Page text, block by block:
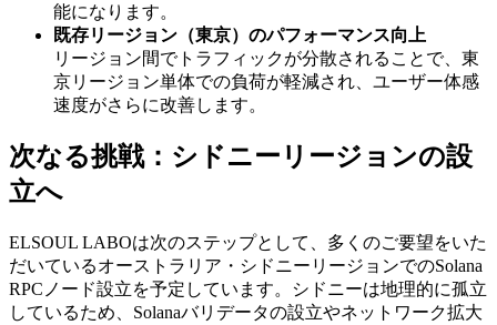
能になります。
既存リージョン（東京）のパフォーマンス向上
リージョン間でトラフィックが分散されることで、東
京リージョン単体での負荷が軽減され、ユーザー体感
速度がさらに改善します。
次なる挑戦：シドニーリージョンの設
立へ
ELSOUL LABOは次のステップとして、多くのご要望をいた
だいているオーストラリア・シドニーリージョンでのSolana
RPCノード設立を予定しています。シドニーは地理的に孤立
しているため、Solanaバリデータの設立やネットワーク拡大